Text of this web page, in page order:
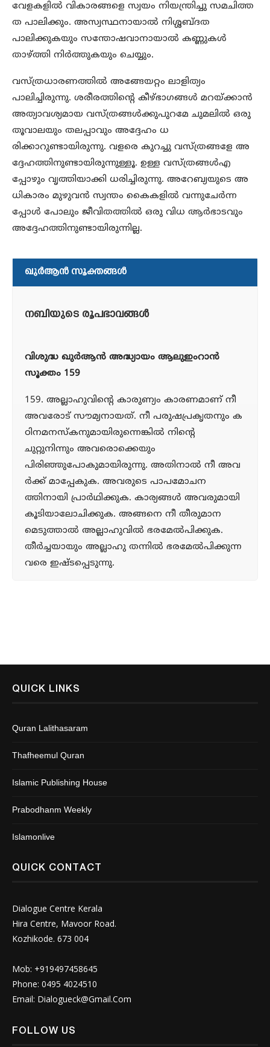
വേളകളില്‍ വികാരങ്ങളെ സ്വയം നിയന്ത്രിച്ചു സമചിത്ത
ത പാലിക്കും. അസ്വസ്ഥനായാല്‍ നിശ്ശബ്ദത
പാലിക്കുകയും സന്തോഷവാനായാല്‍ കണ്ണുകള്‍
താഴ്ത്തി നിര്‍ത്തുകയും ചെയ്യും.
വസ്ത്രധാരണത്തില്‍ അങ്ങേയറ്റം ലാളിത്യം
പാലിച്ചിരുന്നു. ശരീരത്തിന്റെ കീഴ്ഭാഗങ്ങള്‍ മറയ്ക്കാന്‍
അത്യാവശ്യമായ വസ്ത്രങ്ങള്‍ക്കുപുറമേ ചുമലില്‍ ഒരു
തൂവാലയും തലപ്പാവും അദ്ദേഹം ധ
രിക്കാറുണ്ടായിരുന്നു. വളരെ കുറച്ചു വസ്ത്രങ്ങളേ അ
ദ്ദേഹത്തിനുണ്ടായിരുന്നുള്ളൂ. ഉള്ള വസ്ത്രങ്ങള്‍എ
പ്പോഴും വൃത്തിയാക്കി ധരിച്ചിരുന്നു. അറേബ്യയുടെ അ
ധികാരം മുഴുവന്‍ സ്വന്തം കൈകളില്‍ വന്നുചേര്‍ന്ന
പ്പോള്‍ പോലും ജീവിതത്തില്‍ ഒരു വിധ ആര്‍ഭാടവും
അദ്ദേഹത്തിനുണ്ടായിരുന്നില്ല.
ഖുര്‍ആന്‍ സൂക്തങ്ങള്‍
നബിയുടെ രൂപഭാവങ്ങള്‍
വിശുദ്ധ ഖുര്‍ആന്‍ അദ്ധ്യായം ആലുഇംറാന്‍
സൂക്തം 159
159. അല്ലാഹുവിന്റെ കാരുണ്യം കാരണമാണ് നീ
അവരോട് സൗമ്യനായത്. നീ പരുഷപ്രകൃതനും ക
ഠിനമനസ്‌കനുമായിരുന്നെങ്കില്‍ നിന്റെ
ചുറ്റുനിന്നും അവരൊക്കെയും
പിരിഞ്ഞുപോകുമായിരുന്നു. അതിനാല്‍ നീ അവ
ര്‍ക്ക് മാപ്പേകുക. അവരുടെ പാപമോചന
ത്തിനായി പ്രാര്‍ഥിക്കുക. കാര്യങ്ങള്‍ അവരുമായി
കൂടിയാലോചിക്കുക. അങ്ങനെ നീ തീരുമാന
മെടുത്താല്‍ അല്ലാഹുവില്‍ ഭരമേല്‍പിക്കുക.
തീര്‍ച്ചയായും അല്ലാഹു തന്നില്‍ ഭരമേല്‍പിക്കുന്ന
വരെ ഇഷ്ടപ്പെടുന്നു.
QUICK LINKS
Quran Lalithasaram
Thafheemul Quran
Islamic Publishing House
Prabodhanm Weekly
Islamonlive
QUICK CONTACT
Dialogue Centre Kerala
Hira Centre, Mavoor Road.
Kozhikode. 673 004
Mob: +919497458645
Phone: 0495 4024510
Email: Dialogueck@Gmail.Com
FOLLOW US